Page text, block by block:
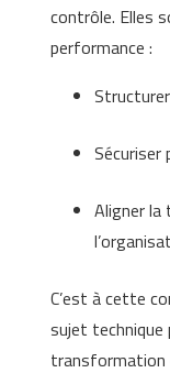
contrôle. Elles
performance :
Sécuriser
Aligner
C’est à cette
sujet technique
transformation